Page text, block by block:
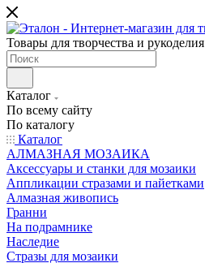
Товары для творчества и рукоделия
Каталог
По всему сайту
По каталогу
Каталог
АЛМАЗНАЯ МОЗАИКА
Аксессуары и станки для мозаики
Аппликации стразами и пайетками
Алмазная живопись
Гранни
На подрамнике
Наследие
Стразы для мозаики